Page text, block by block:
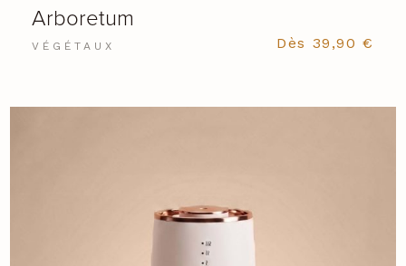
Arboretum
VÉGÉTAUX Dès 39,90€